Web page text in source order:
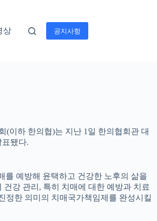
상 공지사항
(이하 한의협)는 지난 1일 한의협회관 대
됐다.
를 예방해 윤택하고 건강한 노후의 삶을
강 관리, 특히 치매에 대한 예방과 치료
정한 의미의 치매국가책임제를 완성시킬